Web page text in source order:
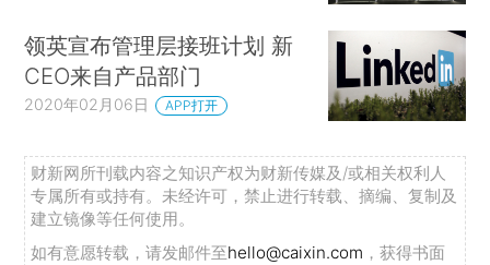
领英宣布管理层接班计划 新
CEO来自产品部门
2020年02月06日 APP打开
财新网所刊载内容之知识产权为财新传媒及/或相关权利人
专属所有或持有。未经许可，禁止进行转载、摘编、复制及
建立镜像等任何使用。
如有意愿转载，请发邮件至hello@caixin.com ，获得书面